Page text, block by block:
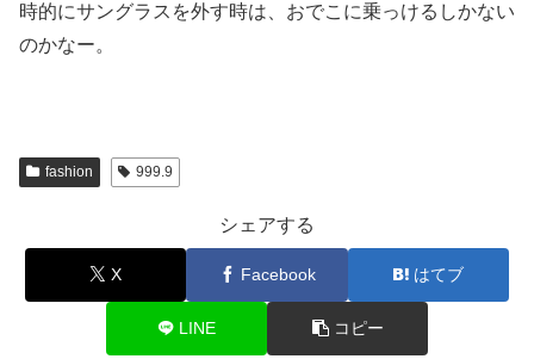
時的にサングラスを外す時は、おでこに乗っけるしかない
のかなー。
fashion 999.9
シェアする
X Facebook はてブ
LINE コピー